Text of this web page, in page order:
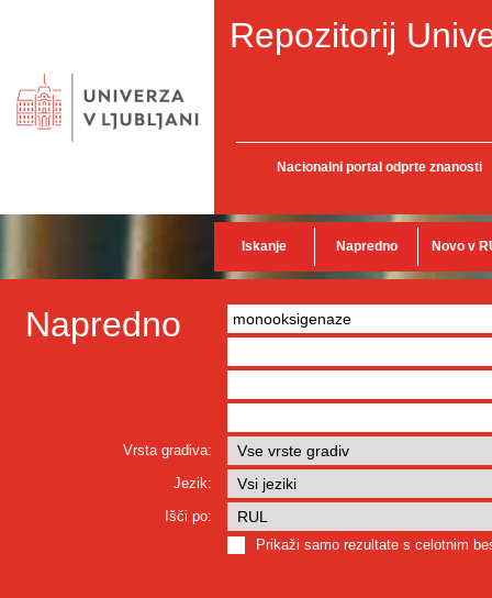
Repozitorij
Nacionalni portal odprte znanosti
Iskanje Napredno Novo v
Napredno
Vrsta gradiva:
Jezik:
Išči po:
Prikaži samo rezultate s celotnim